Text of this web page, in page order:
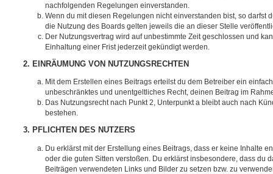
nachfolgenden Regelungen einverstanden.
Wenn du mit diesen Regelungen nicht einverstanden bist, so darfst
die Nutzung des Boards gelten jeweils die an dieser Stelle
Der Nutzungsvertrag wird auf unbestimmte Zeit geschlossen und
Einhaltung einer Frist jederzeit gekündigt werden.
2. EINRÄUMUNG VON NUTZUNGSRECHTEN
Mit dem Erstellen eines Beitrags erteilst du dem Betreiber ein
unbeschränktes und unentgeltliches Recht, deinen Beitrag im
Das Nutzungsrecht nach Punkt 2, Unterpunkt a bleibt auch nach
bestehen.
3. PFLICHTEN DES NUTZERS
Du erklärst mit der Erstellung eines Beitrags, dass er keine Inhalte
oder die guten Sitten verstoßen. Du erklärst insbesondere, dass du
Beiträgen verwendeten Links und Bilder zu setzen bzw. zu